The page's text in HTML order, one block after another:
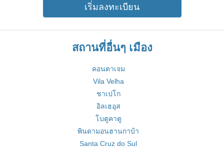
เริ่มลงทะเบียน
สถานที่อื่นๆ เมือง
คอนตาเจม
Vila Velha
ชาเปโก
อิลเฮอุส
โบตูคาตู
พินดามอนฮานกาบ้า
Santa Cruz do Sul